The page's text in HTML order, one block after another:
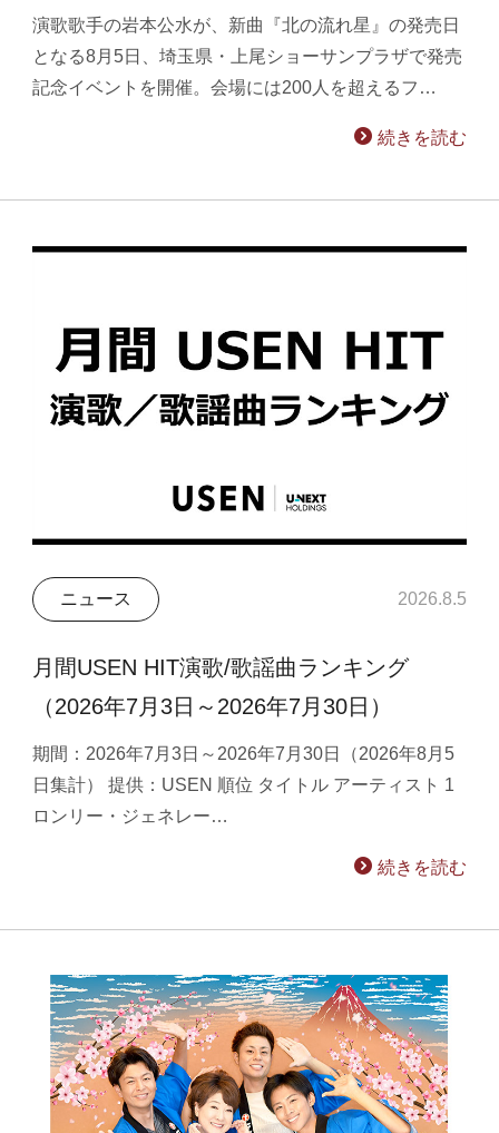
演歌歌手の岩本公水が、新曲『北の流れ星』の発売日
となる8月5日、埼玉県・上尾ショーサンプラザで発売
記念イベントを開催。会場には200人を超えるフ…
続きを読む
ニュース 2026.8.5
月間USEN HIT演歌/歌謡曲ランキング
（2026年7月3日～2026年7月30日）
期間：2026年7月3日～2026年7月30日（2026年8月5
日集計） 提供：USEN 順位 タイトル アーティスト 1
ロンリー・ジェネレー…
続きを読む